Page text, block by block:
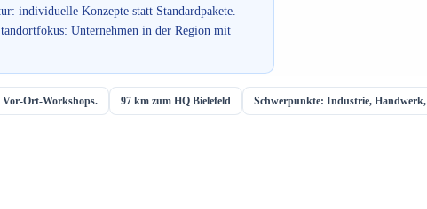
individuelle Konzepte statt Standardpakete.
Unternehmen in der Region mit
Vor-Ort-Workshops. 97 km zum HQ Bielefeld Schwerpunkte: Industrie, Handwerk,